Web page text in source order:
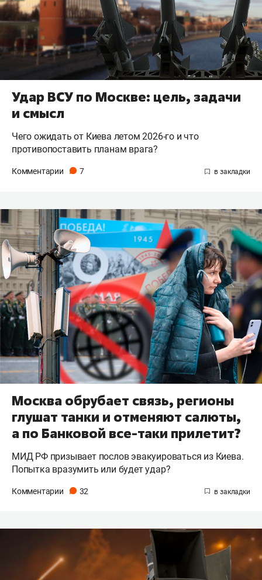
Удар ВСУ по Москве: цель, задачи
и смысл
Чего ожидать от Киева летом 2026-го и что
противопоставить планам врага?
Комментарии 7
Москва обрубает связь, регионы
глушат танки и отменяют салюты,
а по Банковой все-таки прилетит?
МИД РФ призывает послов эвакуироваться из Киева.
Попытка вразумить или будет удар?
Комментарии 32